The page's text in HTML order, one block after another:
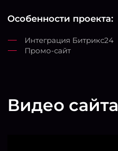
Особенности проекта:
Интеграция Битрикс24
Промо-сайт
Видео сайта